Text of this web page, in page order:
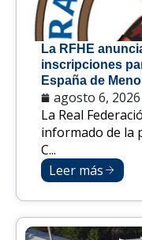
La RFHE
inscripciones
España de
agosto 6, 2026
La Real
informado de la
C...
Leer más